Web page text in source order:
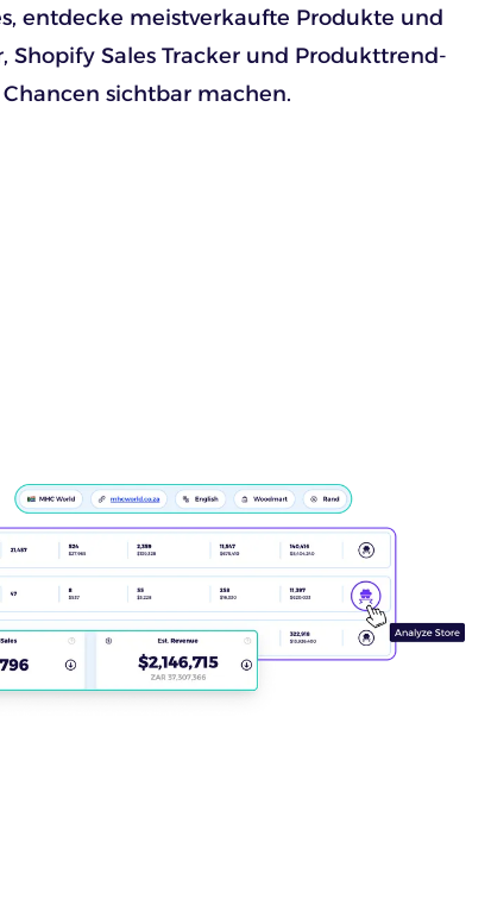
entdecke meistverkaufte Produkte und
Sales Tracker und Produkttrend-
sichtbar machen.